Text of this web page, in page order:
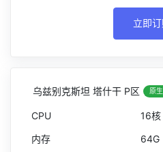
立即
乌兹别克斯坦 塔什干 P区 原
16核
64G